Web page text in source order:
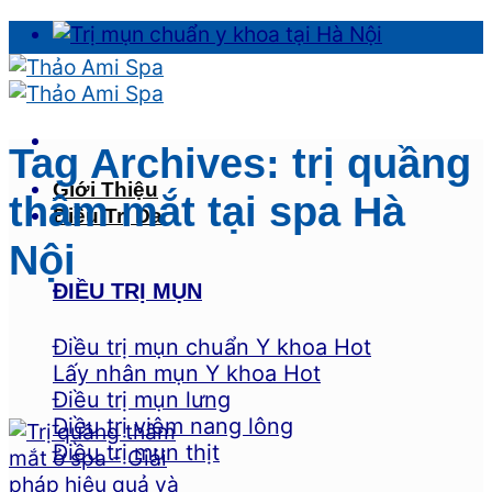
Skip
to
content
Giới Thiệu
Điều Trị Da
ĐIỀU TRỊ MỤN
Điều trị mụn chuẩn Y khoa
Lấy nhân mụn Y khoa
Điều trị mụn lưng
Điều trị viêm nang lông
Điều trị mụn thịt
Tag Archives: trị quầng
thâm mắt tại spa Hà
Nội